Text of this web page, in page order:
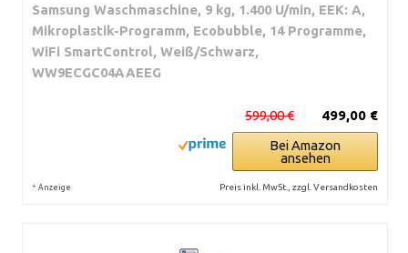
Samsung Waschmaschine, 9 kg, 1.400 U/min, EEK: A,
Mikroplastik-Programm, Ecobubble, 14 Programme,
WiFi SmartControl, Weiß/Schwarz,
WW9ECGC04AAEEG
499,00 €
599,00 €
Bei Amazon
ansehen
* Anzeige Preis inkl. MwSt., zzgl. Versandkosten